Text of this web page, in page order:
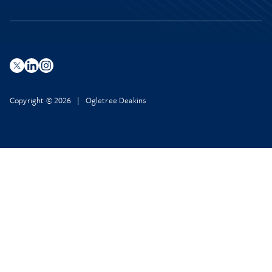
Copyright © 2026 | Ogletree Deakins